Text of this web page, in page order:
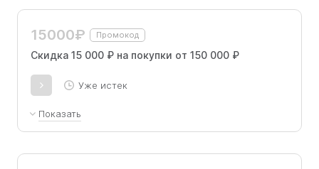
промокоду.
15000₽ Промокод
Скидка 15 000 ₽ на покупки от 150 000 ₽
Уже истек
Показать
промокоду.